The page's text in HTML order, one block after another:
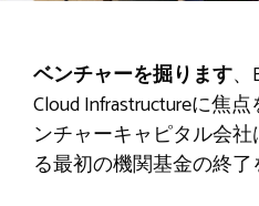
ベンチャーを掘ります、
Cloud Infrastructureに焦
ンチャーキャピタル会
る最初の機関基金の終了